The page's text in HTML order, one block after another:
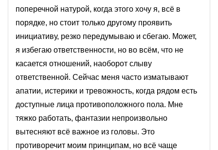
поперечной натурой, когда этого хочу я, всё в
порядке, но стоит только другому проявить
инициативу, резко передумываю и сбегаю. Может,
я избегаю ответственности, но во всём, что не
касается отношений, наоборот слыву
ответственной. Сейчас меня часто изматывают
апатии, истерики и тревожность, когда рядом есть
доступные лица противоположного пола. Мне
тяжко работать, фантазии непроизвольно
вытесняют всё важное из головы. Это
противоречит моим принципам, но всё чаще